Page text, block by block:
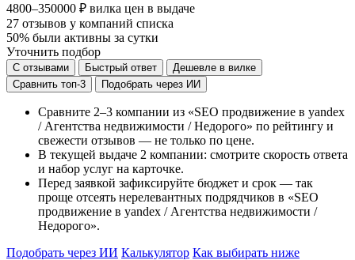
4800–350000 ₽ вилка цен в выдаче
27 отзывов у компаний списка
50% были активны за сутки
Уточнить подбор
С отзывами Быстрый ответ
Дешевле в вилке
Сравнить топ-3
Подобрать через ИИ
Сравните 2–3 компании из «SEO продвижение в yandex
/ Агентства недвижимости / Недорого» по рейтингу и
свежести отзывов — не только по цене.
В текущей выдаче 2 компании: смотрите скорость ответа
и набор услуг на карточке.
Перед заявкой зафиксируйте бюджет и срок — так
проще отсеять нерелевантных подрядчиков в «SEO
продвижение в yandex / Агентства недвижимости /
Недорого».
Подобрать через ИИ Калькулятор Как выбирать ниже